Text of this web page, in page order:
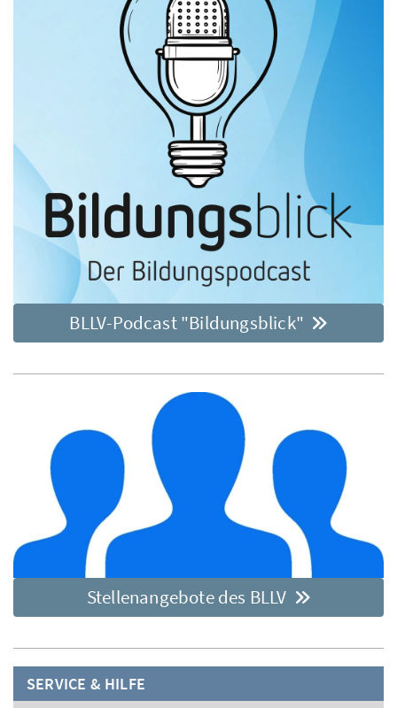
BLLV-Podcast "Bildungsblick"
Stellenangebote des BLLV
SERVICE & HILFE